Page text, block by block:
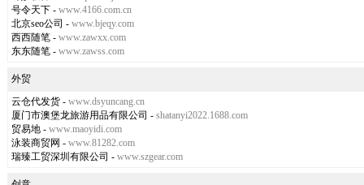
号令天下 - www.4166.com.cn
北京seo公司 - www.bjeqy.com
西西随笔 - www.zawxx.com
东东随笔 - www.zawss.com
外贸
云仓代发货 - www.dsyuncang.cn
厦门市澳堡龙旅游用品有限公司 - shatanyi2022.1688.com
贸易地 - www.maoyidi.com
泳装商贸网 - www.81282.com
瑞臻工贸深圳有限公司 - www.szgear.com